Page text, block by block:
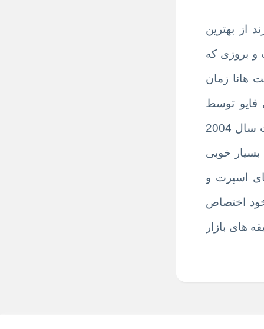
از بهترین
و بروزی که
هانا زمان
فایو توسط
طراحان انگلیسی این کمپانی طراحی شده و در کشور چین با متریال عالی تولید میگرد . این برند ازاگوست سال 2004
خوبی
اسپرت و
اختصاص
های بازار